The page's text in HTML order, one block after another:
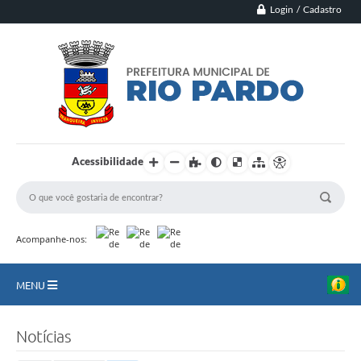
Login / Cadastro
Acessibilidade
Acompanhe-nos:
MENU
Notícias